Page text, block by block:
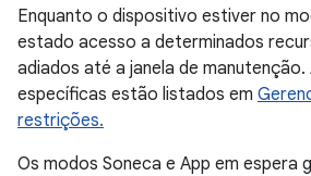
Enquanto o dispositivo estiver no
estado acesso a determinados
adiados até a janela de
específicas estão listados em
restrições.
Os modos Soneca e App em espera